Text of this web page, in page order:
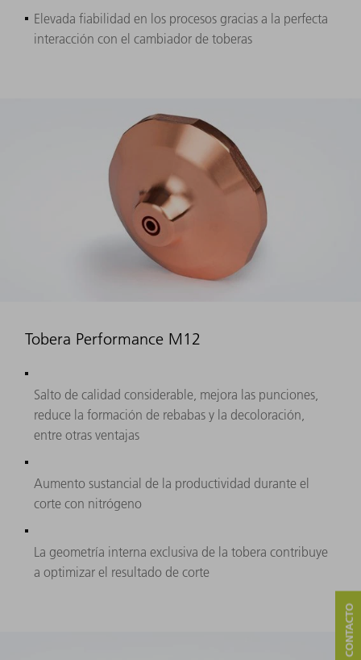
Elevada fiabilidad en los procesos gracias a la perfecta
interacción con el cambiador de toberas
Tobera Performance M12
Salto de calidad considerable, mejora las punciones,
reduce la formación de rebabas y la decoloración,
entre otras ventajas
Aumento sustancial de la productividad durante el
corte con nitrógeno
La geometría interna exclusiva de la tobera contribuye
a optimizar el resultado de corte